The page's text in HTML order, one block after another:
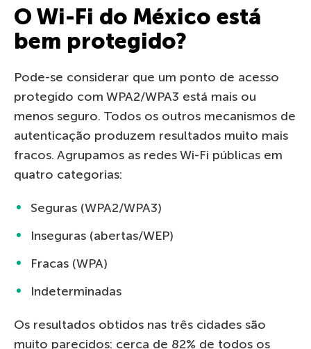
O Wi-Fi do México está
bem protegido?
Pode-se considerar que um ponto de acesso
protegido com WPA2/WPA3 está mais ou
menos seguro. Todos os outros mecanismos de
autenticação produzem resultados muito mais
fracos. Agrupamos as redes Wi-Fi públicas em
quatro categorias:
Seguras (WPA2/WPA3)
Inseguras (abertas/WEP)
Fracas (WPA)
Indeterminadas
Os resultados obtidos nas três cidades são
muito parecidos: cerca de 82% de todos os